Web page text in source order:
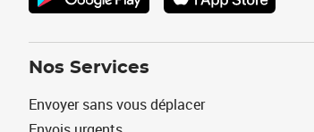
Nos Services
Envoyer sans vous déplacer